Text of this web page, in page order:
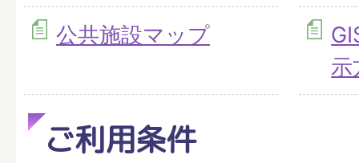
公共施設マップ
示
ご利用条件